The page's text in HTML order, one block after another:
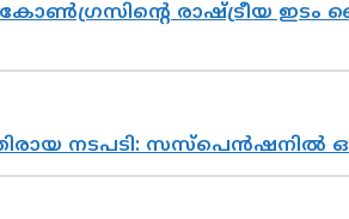
രാഷ്ട്രീയ
നടപടി: